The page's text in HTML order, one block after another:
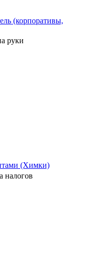
(корпоративы,
руки
(Химки)
налогов